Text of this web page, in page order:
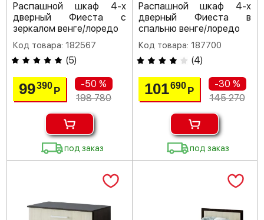
Распашной шкаф 4-х
дверный Фиеста с
зеркалом венге/лоредо
Код товара: 182567
(5)
99390Р
-50 %
198 780
под заказ
Распашной шкаф 4-х
дверный Фиеста в
спальню венге/лоредо
Код товара: 187700
(4)
101690 Р
-30 %
145 270
под заказ